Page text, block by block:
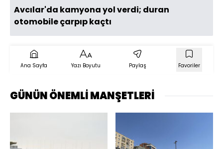
Avcılar'da kamyona yol verdi; duran
otomobile çarpıp kaçtı
Ana Sayfa Yazı Boyutu Paylaş Favoriler
GÜNÜN ÖNEMLİ MANŞETLERİ